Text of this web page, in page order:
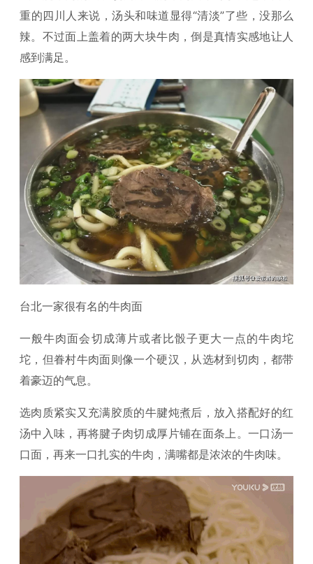
重的四川人来说，汤头和味道显得“清淡”了些，没那么
辣。不过面上盖着的两大块牛肉，倒是真情实感地让人
感到满足。
台北一家很有名的牛肉面
一般牛肉面会切成薄片或者比骰子更大一点的牛肉坨
坨，但眷村牛肉面则像一个硬汉，从选材到切肉，都带
着豪迈的气息。
选肉质紧实又充满胶质的牛腱炖煮后，放入搭配好的红
汤中入味，再将腱子肉切成厚片铺在面条上。一口汤一
口面，再来一口扎实的牛肉，满嘴都是浓浓的牛肉味。